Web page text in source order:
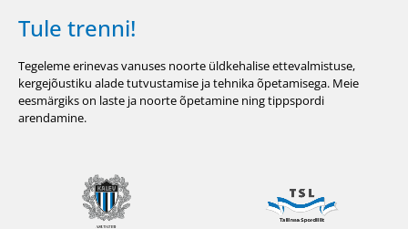
Tule trenni!
Tegeleme erinevas vanuses noorte üldkehalise ettevalmistuse,
kergejõustiku alade tutvustamise ja tehnika õpetamisega. Meie
eesmärgiks on laste ja noorte õpetamine ning tippspordi
arendamine.